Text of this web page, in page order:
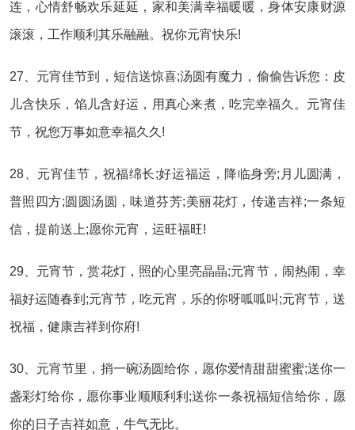
连，心情舒畅欢乐延延，家和美满幸福暖暖，身体安康财源
滚滚，工作顺利其乐融融。祝你元宵快乐!
27、元宵佳节到，短信送惊喜;汤圆有魔力，偷偷告诉您：皮
儿含快乐，馅儿含好运，用真心来煮，吃完幸福久。元宵佳
节，祝您万事如意幸福久久!
28、元宵佳节，祝福绵长;好运福运，降临身旁;月儿圆满，
普照四方;圆圆汤圆，味道芬芳;美丽花灯，传递吉祥;一条短
信，提前送上;愿你元宵，运旺福旺!
29、元宵节，赏花灯，照的心里亮晶晶;元宵节，闹热闹，幸
福好运随春到;元宵节，吃元宵，乐的你呀呱呱叫;元宵节，送
祝福，健康吉祥到你府!
30、元宵节里，捎一碗汤圆给你，愿你爱情甜甜蜜蜜;送你一
盏彩灯给你，愿你事业顺顺利利;送你一条祝福短信给你，愿
你的日子吉祥如意，牛气无比。